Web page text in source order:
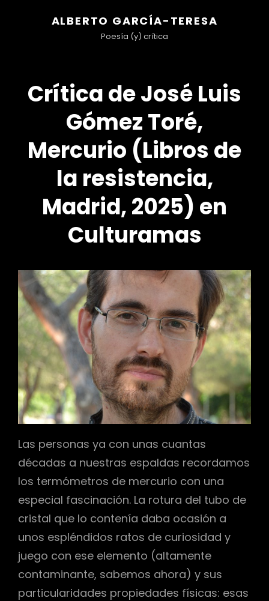
ALBERTO GARCÍA-TERESA
Poesía (y) crítica
Crítica de José Luis
Gómez Toré,
Mercurio (Libros de
la resistencia,
Madrid, 2025) en
Culturamas
Las personas ya con unas cuantas
décadas a nuestras espaldas recordamos
los termómetros de mercurio con una
especial fascinación. La rotura del tubo de
cristal que lo contenía daba ocasión a
unos espléndidos ratos de curiosidad y
juego con ese elemento (altamente
contaminante, sabemos ahora) y sus
particularidades propiedades físicas: esas